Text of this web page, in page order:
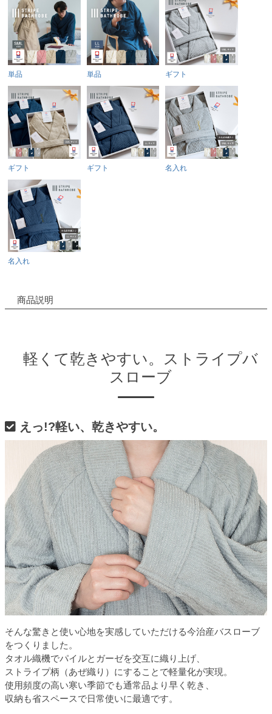
単品 単品 ギフト
ギフト ギフト 名入れ
名入れ
商品説明
軽くて乾きやすい。ストライプバ
スローブ
えっ!?軽い、乾きやすい。
そんな驚きと使い心地を実感していただける今治産バスローブ
をつくりました。
タオル織機でパイルとガーゼを交互に織り上げ、
ストライプ柄（あぜ織り）にすることで軽量化が実現。
使用頻度の高い寒い季節でも通常品より早く乾き、
収納も省スペースで日常使いに最適です。